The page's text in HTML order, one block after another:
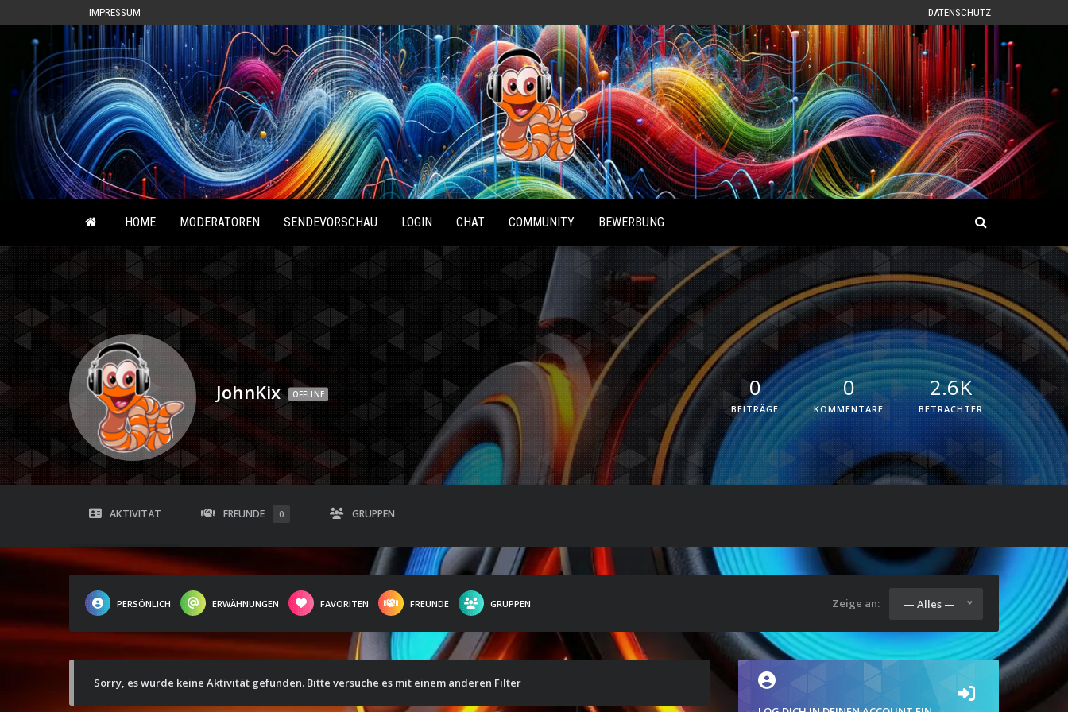
IMPRESSUM DATENSCHUTZ
Radio
Waterlu
HOME MODERATOREN SENDEVORSCHAU LOGIN CHAT COMMUNITY BEWERBUNG
JohnKix OFFLINE 0
BEITRÄGE
0
KOMMENTARE
2.6K
BETRACHTER
AKTIVITÄT FREUNDE 0 GRUPPEN
PERSÖNLICH ERWÄHNUNGEN FAVORITEN FREUNDE GRUPPEN Zeige an: — Alles —
Sorry, es wurde keine Aktivität gefunden. Bitte versuche es mit einem anderen Filter